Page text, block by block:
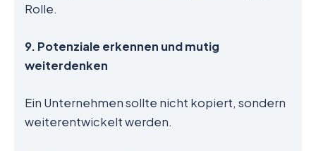
Rolle.
9. Potenziale erkennen und mutig
weiterdenken
Ein Unternehmen sollte nicht kopiert, sondern
weiterentwickelt werden.